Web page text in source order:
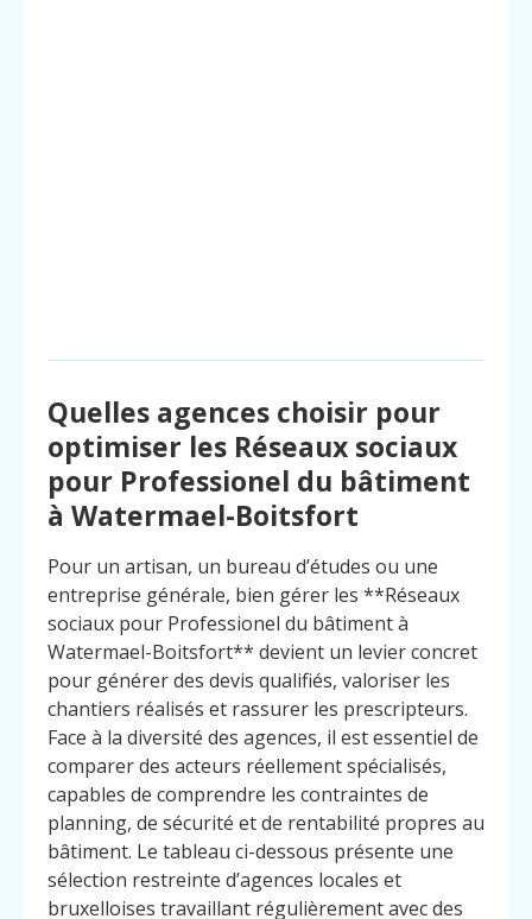
Quelles agences choisir pour
optimiser les Réseaux sociaux
pour Professionel du bâtiment
à Watermael-Boitsfort
Pour un artisan, un bureau d’études ou une
entreprise générale, bien gérer les **Réseaux
sociaux pour Professionel du bâtiment à
Watermael-Boitsfort** devient un levier concret
pour générer des devis qualifiés, valoriser les
chantiers réalisés et rassurer les prescripteurs.
Face à la diversité des agences, il est essentiel de
comparer des acteurs réellement spécialisés,
capables de comprendre les contraintes de
planning, de sécurité et de rentabilité propres au
bâtiment. Le tableau ci-dessous présente une
sélection restreinte d’agences locales et
bruxelloises travaillant régulièrement avec des